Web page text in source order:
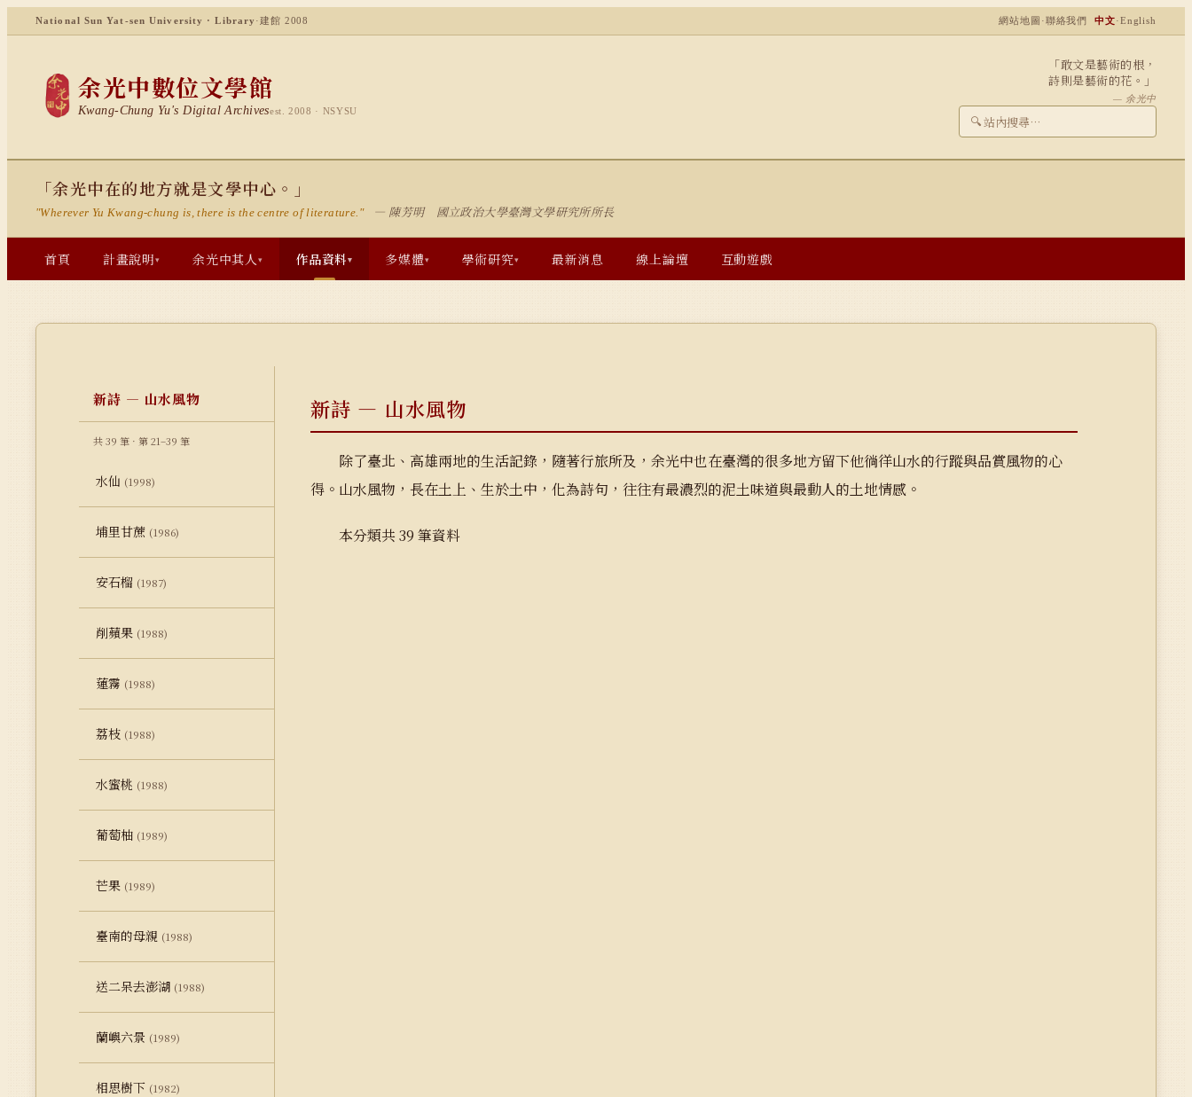
National Sun Yat-sen University · Library ·建館 2008 網站地圖 ·聯絡我們 中文·English
余光中數位文學館
Kwang-Chung Yu's Digital Archivesest. 2008 · NSYSU
「敢文是藝術的根，
詩則是藝術的花。」
— 余光中
🔍
「余光中在的地方就是文學中心。」
"Wherever Yu Kwang-chung is, there is the centre of literature." — 陳芳明 國立政治大學臺灣文學研究所所長
首頁 計畫說明▾ 余光中其人▾ 作品資料▾ 多媒體▾ 學術研究▾ 最新消息 線上論壇 互動遊戲
新詩 — 山水風物
共 39 筆 · 第 21–39 筆
水仙 (1998)
埔里甘蔗 (1986)
安石榴 (1987)
削蘋果 (1988)
蓮霧 (1988)
荔枝 (1988)
水蜜桃 (1988)
葡萄柚 (1989)
芒果 (1989)
臺南的母親 (1988)
送二呆去澎湖 (1988)
蘭嶼六景 (1989)
相思樹下 (1982)
新詩 — 山水風物
除了臺北、高雄兩地的生活記錄，隨著行旅所及，余光中也在臺灣的很多地方留下他徜徉山水的行蹤與品賞風物的心
得。山水風物，長在土上、生於土中，化為詩句，往往有最濃烈的泥土味道與最動人的土地情感。
本分類共 39 筆資料